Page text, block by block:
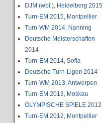
DJM (wbl.), Heidelberg 2015
Turn-EM 2015, Montpellier
Turn-WM 2014, Nanning
Deutsche Meisterschaften
2014
Turn-EM 2014, Sofia
Deutsche Turn-Ligen 2014
Turn-WM 2013, Antwerpen
Turn-EM 2013, Moskau
OLYMPISCHE SPIELE 2012
Turn-EM 2012, Montpellier